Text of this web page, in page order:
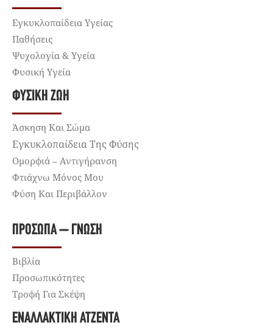
Εγκυκλοπαίδεια Υγείας
Παθήσεις
Ψυχολογία & Υγεία
Φυσική Υγεία
ΦΥΣΙΚΉ ΖΩΉ
Άσκηση Και Σώμα
Εγκυκλοπαίδεια Της Φύσης
Ομορφιά – Αντιγήρανση
Φτιάχνω Μόνος Μου
Φύση Και Περιβάλλον
ΠΡΌΣΩΠΑ – ΓΝΏΣΗ
Βιβλία
Προσωπικότητες
Τροφή Για Σκέψη
ΕΝΑΛΛΑΚΤΙΚΉ ΑΤΖΈΝΤΑ